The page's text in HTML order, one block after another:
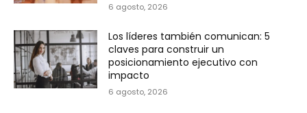
6 agosto, 2026
Los líderes también comunican: 5
claves para construir un
posicionamiento ejecutivo con
impacto
6 agosto, 2026